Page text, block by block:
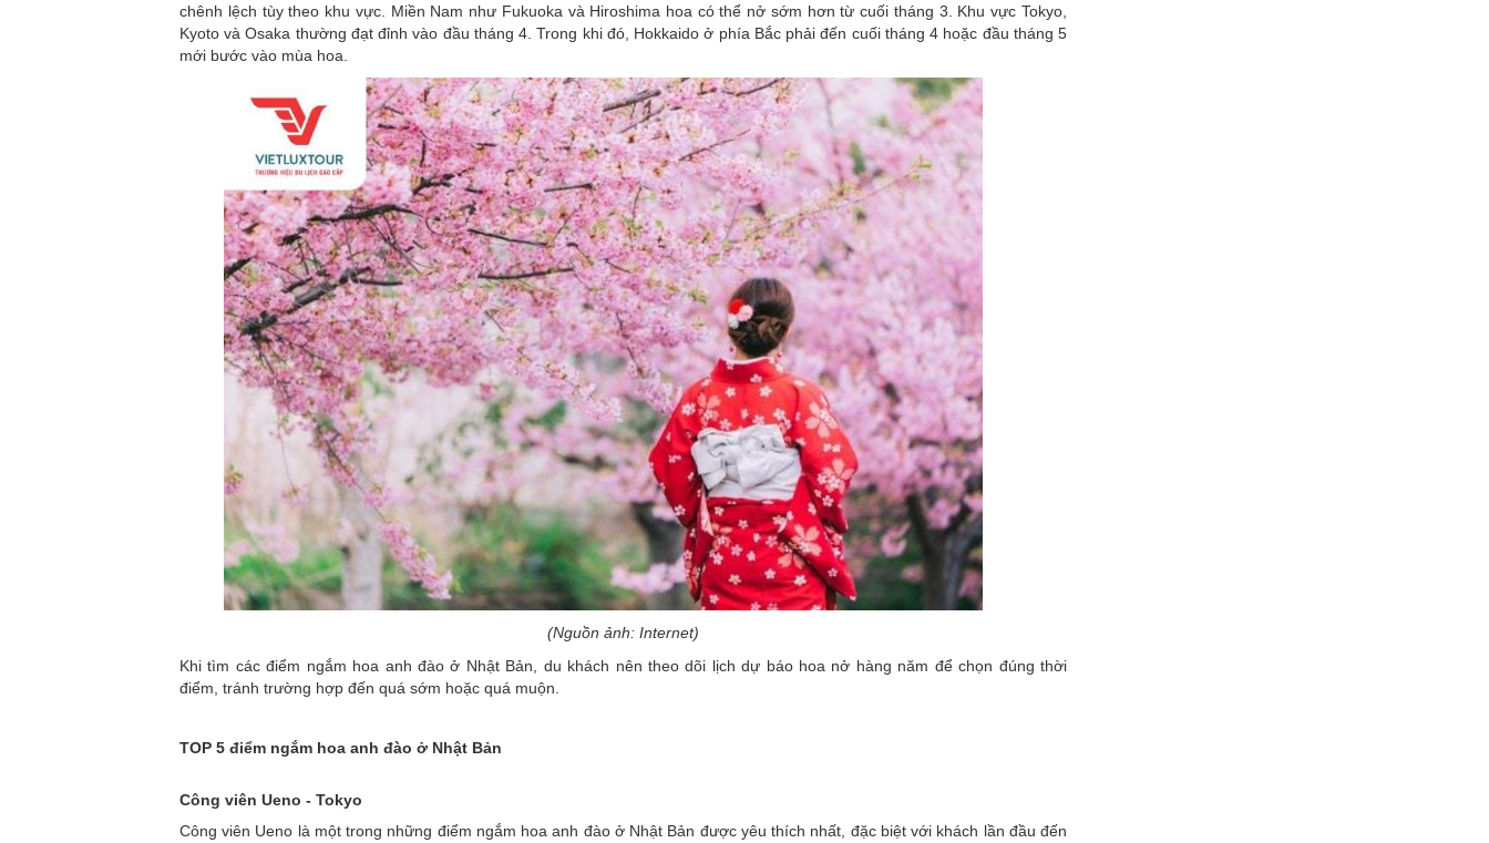
chênh lệch tùy theo khu vực. Miền Nam như Fukuoka và Hiroshima hoa có thể nở sớm hơn từ cuối tháng 3. Khu vực Tokyo,
Kyoto và Osaka thường đạt đỉnh vào đầu tháng 4. Trong khi đó, Hokkaido ở phía Bắc phải đến cuối tháng 4 hoặc đầu tháng 5
mới bước vào mùa hoa.
(Nguồn ảnh: Internet)
Khi tìm các điểm ngắm hoa anh đào ở Nhật Bản, du khách nên theo dõi lịch dự báo hoa nở hàng năm để chọn đúng thời
điểm, tránh trường hợp đến quá sớm hoặc quá muộn.
TOP 5 điểm ngắm hoa anh đào ở Nhật Bản
Công viên Ueno - Tokyo
Công viên Ueno là một trong những điểm ngắm hoa anh đào ở Nhật Bản được yêu thích nhất, đặc biệt với khách lần đầu đến